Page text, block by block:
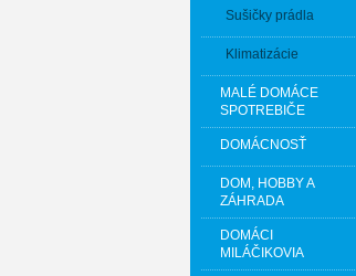
Sušičky prádla
Klimatizácie
MALÉ DOMÁCE
SPOTREBIČE
DOMÁCNOSŤ
DOM, HOBBY A
ZÁHRADA
DOMÁCI
MILÁČIKOVIA